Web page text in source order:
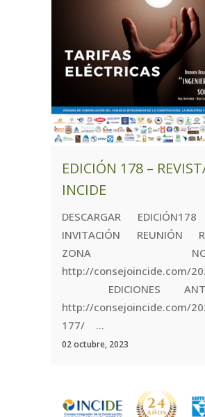
EDICIÓN 178 –
INCIDE
DESCARGAR
INVITACIÓN REUNIÓN
ZONA
http://consejoincide.com/
EDICIONES
http://consejoincide.com/
177/ ...
02 octubre, 2023